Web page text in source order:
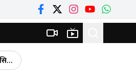
Meta को अमेरिका में लगा 5,000 करोड़ रुपये का झटका! बच्चों की मानसिक सेहत बिगाड़ने पर न्यू मैक्सिको कोर्ट का ऐतिहासिक फैसला